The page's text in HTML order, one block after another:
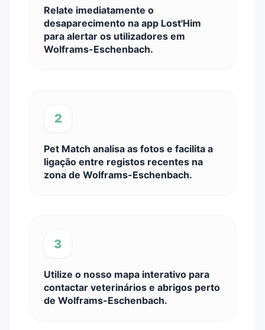
Relate imediatamente o
desaparecimento na app Lost'Him
para alertar os utilizadores em
Wolframs-Eschenbach.
2
Pet Match analisa as fotos e facilita a
ligação entre registos recentes na
zona de Wolframs-Eschenbach.
3
Utilize o nosso mapa interativo para
contactar veterinários e abrigos perto
de Wolframs-Eschenbach.